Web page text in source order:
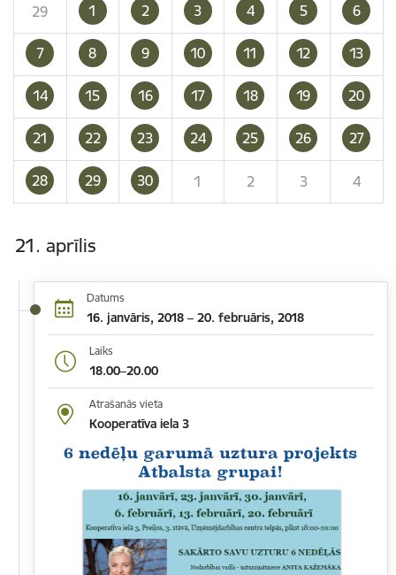
29
1 2 3 4 5 6
7 8 9 10 11 12 13
14 15 16 17 18 19 20
21 22 23 24 25 26 27
28 29 30 1 2 3 4
21. aprīlis
Datums
16. janvāris, 2018 – 20. februāris, 2018
Laiks
18.00–20.00
Atrašanās vieta
Kooperatīva iela 3